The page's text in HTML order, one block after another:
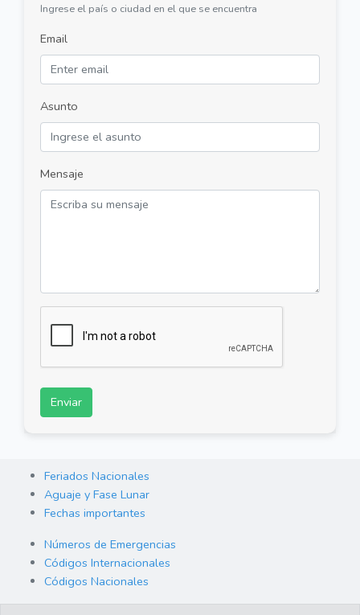
Ingrese el país o ciudad en el que se encuentra
Email
Asunto
Mensaje
Enviar
Feriados Nacionales
Aguaje y Fase Lunar
Fechas importantes
Números de Emergencias
Códigos Internacionales
Códigos Nacionales